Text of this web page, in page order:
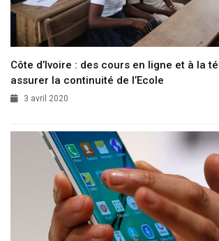
Côte d’Ivoire : des cours en ligne et à la
assurer la continuité de l’Ecole
3 avril 2020